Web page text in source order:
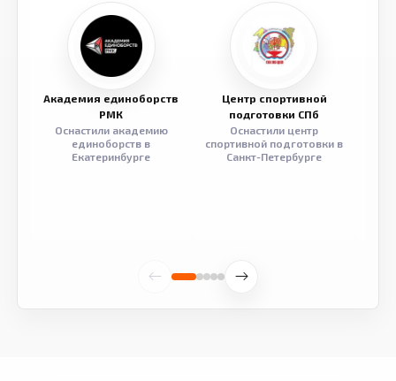
Академия единоборств
РМК
Оснастили академию
единоборств в
Екатеринбурге
Центр спортивной
подготовки СПб
Оснастили центр
спортивной подготовки в
Санкт-Петербурге